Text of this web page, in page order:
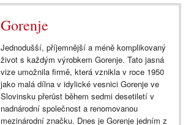
Gorenje
Jednodušší, příjemnější a méně komplikovaný
život s každým výrobkem Gorenje. Tato jasná
vize umožnila firmě, která vznikla v roce 1950
jako malá dílna v idylické vesnici Gorenje ve
Slovinsku přerůst během sedmi desetiletí v
nadnárodní společnost a renomovanou
mezinárodní značku. Dnes je Gorenje jedním z